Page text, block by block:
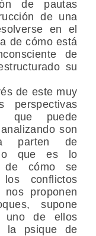
de pautas
de una
en el
de cómo está
de
su
de este muy
perspectivas
que puede
son
parten de
lo que es lo
de cómo se
conflictos
proponen
supone
uno de ellos
la psique de